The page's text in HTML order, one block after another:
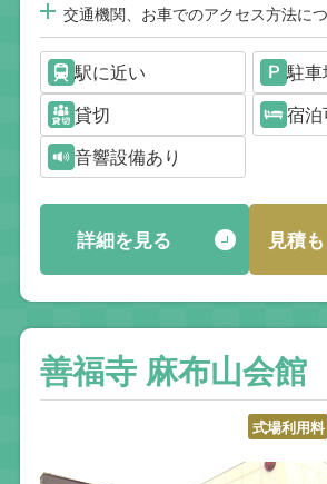
交通機関、お車でのアクセス方法に
駅に近い
駐車
貸切
宿
音響設備あり
詳細を見る 見積
善福寺 麻布山会館
式場利用料